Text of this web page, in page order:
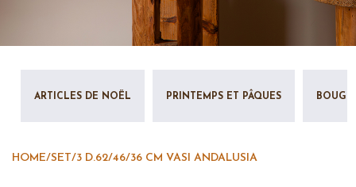
ARTICLES DE NOËL PRINTEMPS ET PÂQUES
HOME/SET/3 D.62/46/36 CM VASI ANDALUSIA